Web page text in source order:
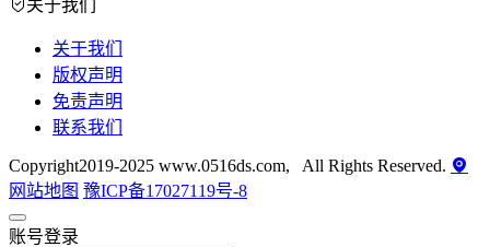
关于我们
关于我们
版权声明
免责声明
联系我们
Copyright2019-2025 www.0516ds.com, All Rights Reserved.
网站地图 豫ICP备17027119号-8
账号登录